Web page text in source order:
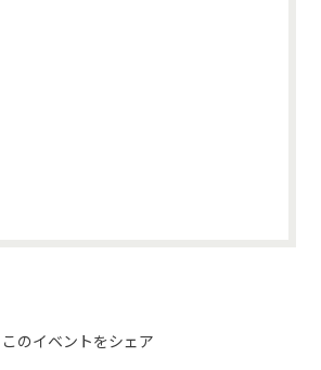
このイベントをシェア